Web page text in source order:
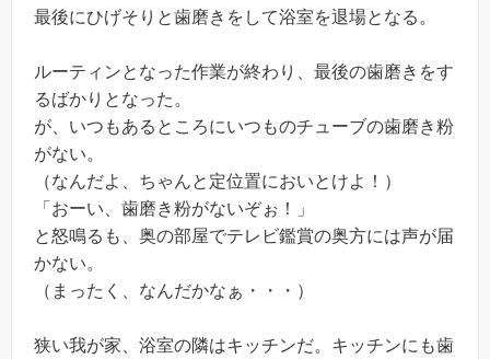
最後にひげそりと歯磨きをして浴室を退場となる。
ルーティンとなった作業が終わり、最後の歯磨きをす
るばかりとなった。
が、いつもあるところにいつものチューブの歯磨き粉
がない。
（なんだよ、ちゃんと定位置においとけよ！）
「おーい、歯磨き粉がないぞぉ！」
と怒鳴るも、奥の部屋でテレビ鑑賞の奥方には声が届
かない。
（まったく、なんだかなぁ・・・）
狭い我が家、浴室の隣はキッチンだ。キッチンにも歯